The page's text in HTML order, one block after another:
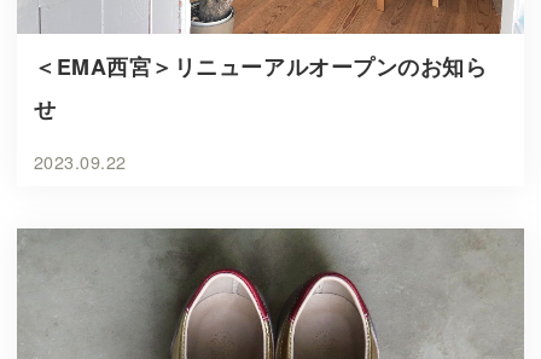
＜EMA西宮＞リニューアルオープンのお知ら
せ
2023.09.22